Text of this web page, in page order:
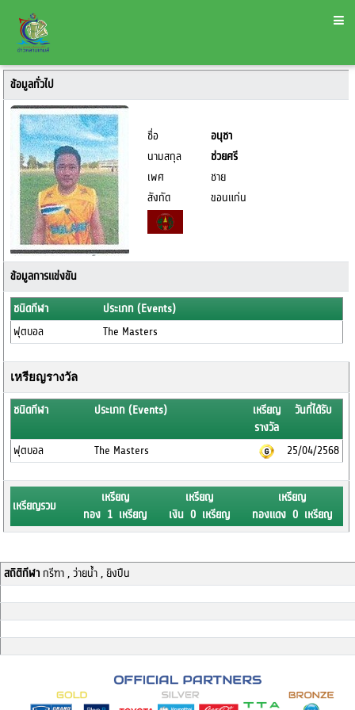
ข้อมูลทั่วไป
ชื่อ
อนุชา
นามสกุล
ช่วยศรี
เพศ
ชาย
สังกัด
ขอนแก่น
ข้อมูลการแข่งขัน
ชนิดกีฬา
ประเภท (Events)
ฟุตบอล
The Masters
เหรียญรางวัล
ชนิดกีฬา ประเภท (Events)
เหรียญ
รางวัล
วันที่ได้รับ
ฟุตบอล The Masters 25/04/2568
เหรียญรวม
เหรียญ
ทอง 1 เหรียญ
เหรียญ
เงิน 0 เหรียญ
เหรียญ
ทองแดง 0 เหรียญ
สถิติกีฬากรีฑา , ว่ายน้ำ , ยิงปืน